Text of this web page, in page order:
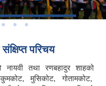
परिचय
नायवी तथा रणबहादुर
शाहको
,मुसिकोट,गोतामकोट,